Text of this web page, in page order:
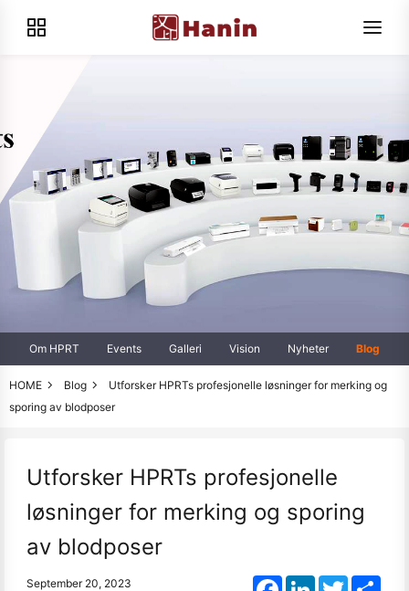
Om HPRT Events Galleri Vision Nyheter Blog
HOME Blog
Utforsker HPRTs profesjonelle løsninger for merking og
sporing av blodposer
Utforsker HPRTs profesjonelle
løsninger for merking og sporing
av blodposer
September 20, 2023 FacebookLinkedInTwitter